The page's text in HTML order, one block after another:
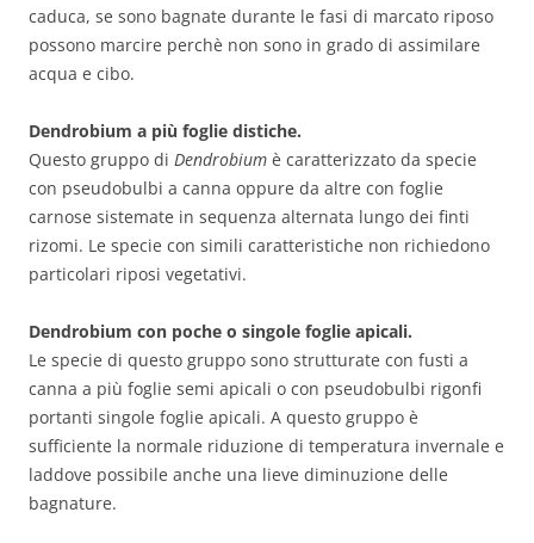
caduca, se sono bagnate durante le fasi di marcato riposo
possono marcire perchè non sono in grado di assimilare
acqua e cibo.
Dendrobium a più foglie distiche.
Questo gruppo di Dendrobium è caratterizzato da specie
con pseudobulbi a canna oppure da altre con foglie
carnose sistemate in sequenza alternata lungo dei finti
rizomi. Le specie con simili caratteristiche non richiedono
particolari riposi vegetativi.
Dendrobium con poche o singole foglie apicali.
Le specie di questo gruppo sono strutturate con fusti a
canna a più foglie semi apicali o con pseudobulbi rigonfi
portanti singole foglie apicali. A questo gruppo è
sufficiente la normale riduzione di temperatura invernale e
laddove possibile anche una lieve diminuzione delle
bagnature.